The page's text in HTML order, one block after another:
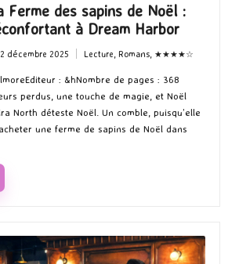
Ferme des sapins de Noël :
à Dream Harbor
décembre 2025
Posted
in
Lecture Romans, ★★★★☆
: &hNombre de pages : 368
perdus, une touche de magie, et Noël
North déteste Noël. Un comble, puisqu’elle
une ferme de sapins de Noël dans